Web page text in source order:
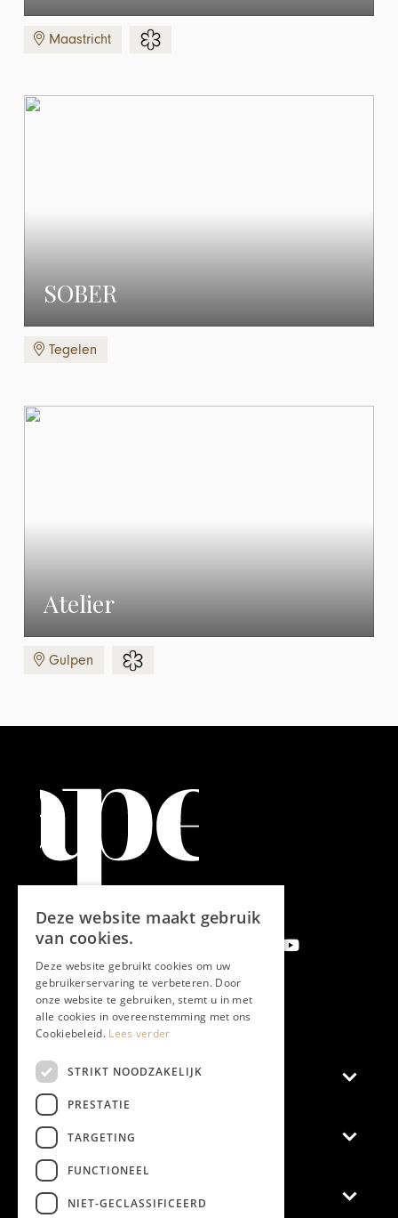
Maastricht
SOBER
Tegelen
Atelier
Gulpen
Aanmelden nieuwsbrief
Magazine
Adverteren
Algemeen
Deze website maakt gebruik
van cookies.
Deze website gebruikt cookies om uw
gebruikerservaring te verbeteren. Door
onze website te gebruiken, stemt u in met
alle cookies in overeenstemming met ons
Cookiebeleid. Lees verder
STRIKT NOODZAKELIJK
PRESTATIE
TARGETING
FUNCTIONEEL
NIET-GECLASSIFICEERD